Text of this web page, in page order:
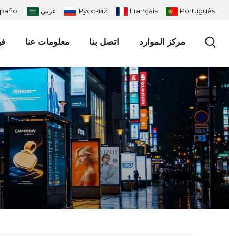
عربي Русский Français Português
معلومات عنا اتصل بنا مركز الموارد